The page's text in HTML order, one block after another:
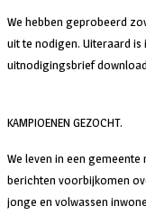
We hebben geprobeerd
uit te nodigen. Uiteraard is
uitnodigingsbrief
KAMPIOENEN GEZOCHT.
We leven in een
berichten voorbijkomen
jonge en volwassen